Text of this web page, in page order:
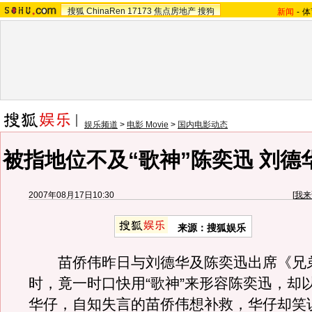
搜狐 ChinaRen 17173 焦点房地产 搜狗 新闻 -
娱乐频道 > 电影 Movie > 国内电影动态
被指地位不及“歌神”陈奕迅 刘德
2007年08月17日10:30 [我
来源：搜狐娱乐
苗侨伟昨日与刘德华及陈奕迅出席《兄
时，竟一时口快用“歌神”来形容陈奕迅，却
华仔，自知失言的苗侨伟想补救，华仔却笑